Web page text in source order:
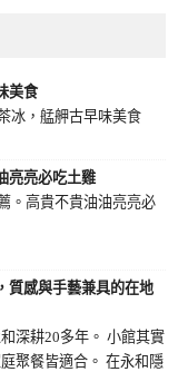
美食
冰，艋舺古早味美食
亮亮必吃土雞
。高貴不貴油油亮亮必
質感與手藝兼具的在地
深耕20多年。 小館其實
聚餐皆適合。 在永和隱